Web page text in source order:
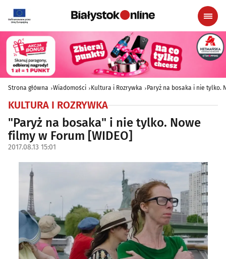
Strona główna Wiadomości Kultura i Rozrywka Paryż na bosaka i nie tylko.
KULTURA I ROZRYWKA
"Paryż na bosaka" i nie tylko. Nowe
filmy w Forum [WIDEO]
2017.08.13 15:01